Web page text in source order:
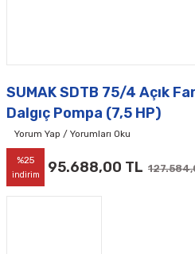
SUMAK SDTB 75/4 Açık
Dalgıç Pompa (7,5 HP)
Yorum Yap / Yorumları Oku
%25
indirim 95.688,00 TL